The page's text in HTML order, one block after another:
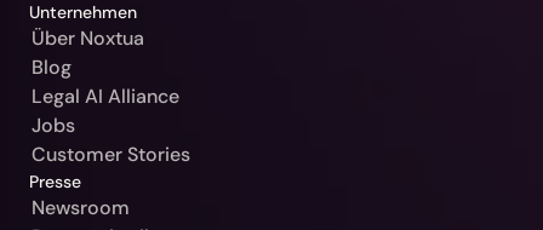
Slowakei / Beck-Noxtua
Unternehmen
Über Noxtua
Blog
Legal AI Alliance
Jobs
Customer Stories
Presse
Newsroom